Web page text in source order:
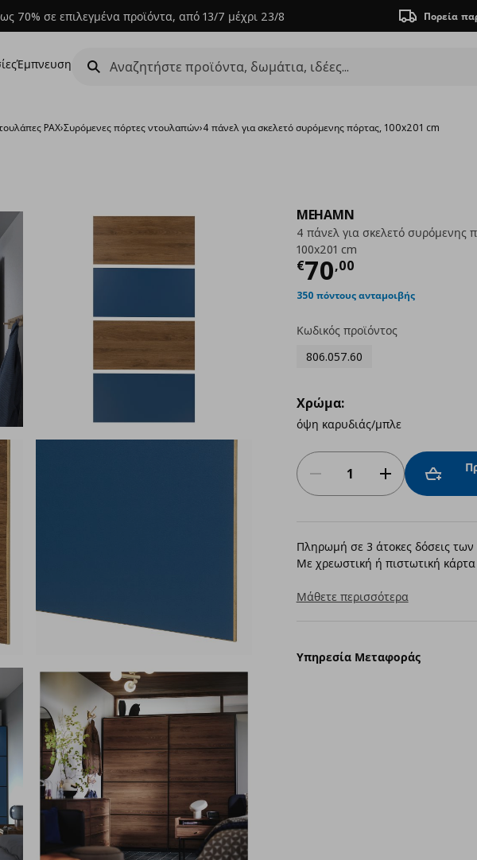
70% σε επιλεγμένα προϊόντα, από 13/7 μέχρι 23/8 Πορεία
Έμπνευση
PAX›Συρόμενες πόρτες ντουλαπών›4 πάνελ για σκελετό συρόμενης πόρτας, 100x201 cm
MEHAMN
4 πάνελ για σκελετό συρόμενης
100x201 cm
€70,00
Τρέχουσα τιμή
350 πόντους ανταμοιβής
Κωδικός προϊόντος
806.057.60
Χρώμα:
όψη καρυδιάς/μπλε
Πληρωμή σε 3 άτοκες δόσεις
Με χρεωστική ή πιστωτική κάρτα
Μάθετε περισσότερα
Υπηρεσία Μεταφοράς